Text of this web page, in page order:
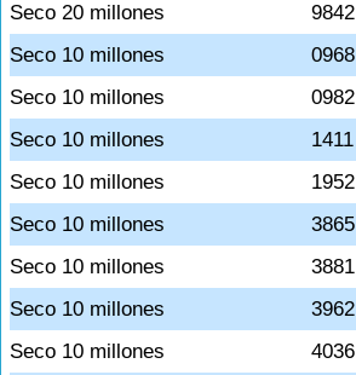
Seco 20 millones
9842
Seco 10 millones
0968
Seco 10 millones
0982
Seco 10 millones
1411
Seco 10 millones
1952
Seco 10 millones
3865
Seco 10 millones
3881
Seco 10 millones
3962
Seco 10 millones
4036